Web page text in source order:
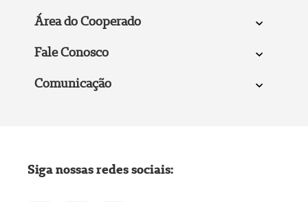
Área do Cooperado
Fale Conosco
Comunicação
Siga nossas redes sociais: